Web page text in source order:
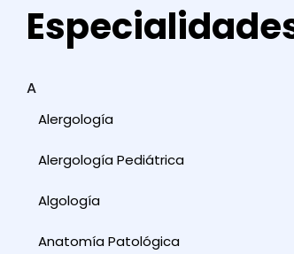
A
Alergología
Alergología Pediátrica
Algología
Anatomía Patológica